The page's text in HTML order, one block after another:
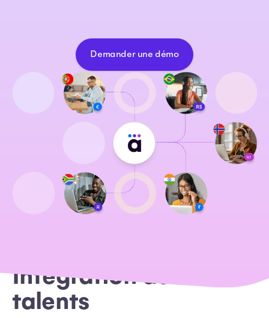
Demander une démo
Intégration des
talents